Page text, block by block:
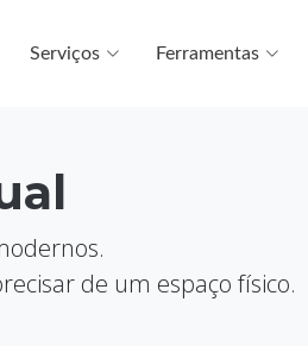
Serviços Ferramentas
de um espaço físico.